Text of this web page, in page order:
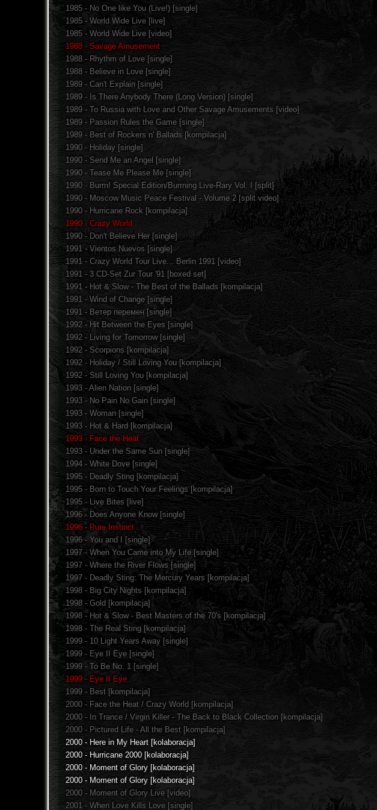
1985 - No One like You (Live!) [single]
1985 - World Wide Live [live]
1985 - World Wide Live [video]
1988 - Savage Amusement
1988 - Rhythm of Love [single]
1988 - Believe in Love [single]
1989 - Can't Explain [single]
1989 - Is There Anybody There (Long Version) [single]
1989 - To Russia with Love and Other Savage Amusements [video]
1989 - Passion Rules the Game [single]
1989 - Best of Rockers n' Ballads [kompilacja]
1990 - Holiday [single]
1990 - Send Me an Angel [single]
1990 - Tease Me Please Me [single]
1990 - Burrn! Special Edition/Burrning Live-Rary Vol. I [split]
1990 - Moscow Music Peace Festival - Volume 2 [split video]
1990 - Hurricane Rock [kompilacja]
1990 - Crazy World
1990 - Don't Believe Her [single]
1991 - Vientos Nuevos [single]
1991 - Crazy World Tour Live... Berlin 1991 [video]
1991 - 3 CD-Set Zur Tour '91 [boxed set]
1991 - Hot & Slow - The Best of the Ballads [kompilacja]
1991 - Wind of Change [single]
1991 - Ветер перемен [single]
1992 - Hit Between the Eyes [single]
1992 - Living for Tomorrow [single]
1992 - Scorpions [kompilacja]
1992 - Holiday / Still Loving You [kompilacja]
1992 - Still Loving You [kompilacja]
1993 - Alien Nation [single]
1993 - No Pain No Gain [single]
1993 - Woman [single]
1993 - Hot & Hard [kompilacja]
1993 - Face the Heat
1993 - Under the Same Sun [single]
1994 - White Dove [single]
1995 - Deadly Sting [kompilacja]
1995 - Born to Touch Your Feelings [kompilacja]
1995 - Live Bites [live]
1996 - Does Anyone Know [single]
1996 - Pure Instinct
1996 - You and I [single]
1997 - When You Came into My Life [single]
1997 - Where the River Flows [single]
1997 - Deadly Sting: The Mercury Years [kompilacja]
1998 - Big City Nights [kompilacja]
1998 - Gold [kompilacja]
1998 - Hot & Slow - Best Masters of the 70's [kompilacja]
1998 - The Real Sting [kompilacja]
1999 - 10 Light Years Away [single]
1999 - Eye II Eye [single]
1999 - To Be No. 1 [single]
1999 - Eye II Eye
1999 - Best [kompilacja]
2000 - Face the Heat / Crazy World [kompilacja]
2000 - In Trance / Virgin Killer - The Back to Black Collection [kompilacja]
2000 - Pictured Life - All the Best [kompilacja]
2000 - Here in My Heart [kolaboracja]
2000 - Hurricane 2000 [kolaboracja]
2000 - Moment of Glory [kolaboracja]
2000 - Moment of Glory [kolaboracja]
2000 - Moment of Glory Live [video]
2001 - When Love Kills Love [single]